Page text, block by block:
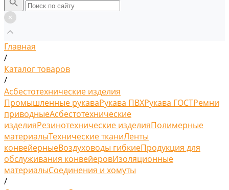
Главная
/
Каталог товаров
/
Асбестотехнические изделия
Промышленные рукаваРукава ПВХРукава ГОСТРемни
приводныеАсбестотехнические
изделияРезинотехнические изделияПолимерные
материалыТехнические тканиЛенты
конвейерныеВоздуховоды гибкиеПродукция для
обслуживания конвейеровИзоляционные
материалыСоединения и хомуты
/